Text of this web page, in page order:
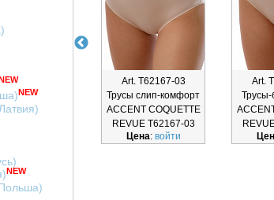
NEW
NEW
Т65138-17
слип MERCY
REVUE
Art. Т62167-03
Трусы слип-комфорт
ACCENT COQUETTE
REVUE Т62167-03
Цена: войти
Art.
Трусы-